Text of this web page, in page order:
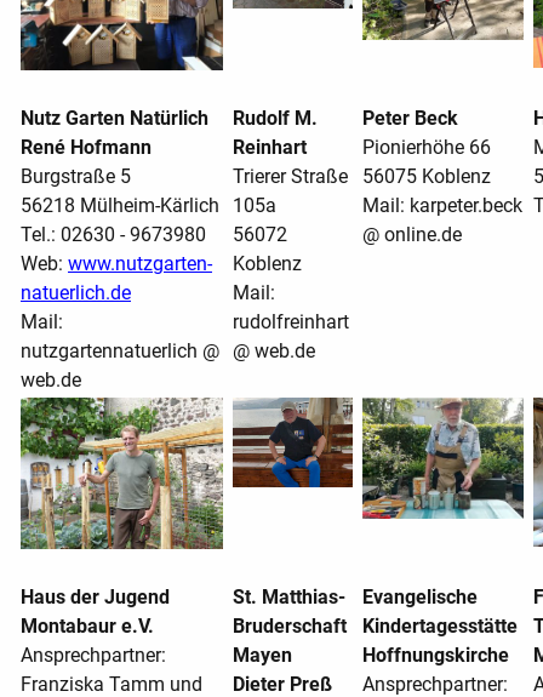
Nutz Garten Natürlich
René Hofmann
Burgstraße 5
56218 Mülheim-Kärlich
Tel.: 02630 - 9673980
Web: www.nutzgarten-
natuerlich.de
Mail:
nutzgartennatuerlich @
web.de
Rudolf M.
Reinhart
Trierer Straße
105a
56072
Koblenz
Mail:
rudolfreinhart
@ web.de
Peter Beck
Pionierhöhe 66
56075 Koblenz
Mail: karpeter.beck
@ online.de
Haus der Jugend
Montabaur e.V.
Ansprechpartner:
Franziska Tamm und
St. Matthias-
Bruderschaft
Mayen
Dieter Preß
Evangelische
Kindertagesstätte
Hoffnungskirche
Ansprechpartner: